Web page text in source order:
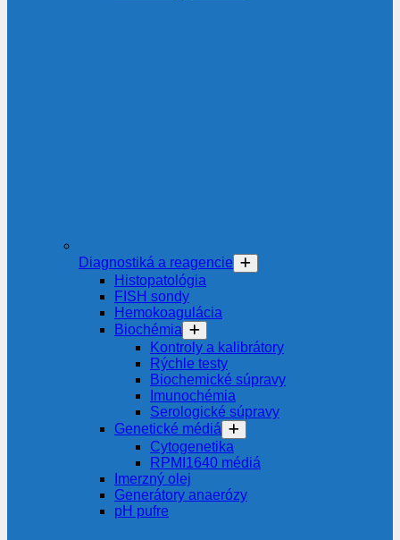
Diagnostiká a reagencie
Histopatológia
FISH sondy
Hemokoagulácia
Biochémia
Kontroly a kalibrátory
Rýchle testy
Biochemické súpravy
Imunochémia
Serologické súpravy
Genetické médiá
Cytogenetika
RPMI1640 médiá
Imerzný olej
Generátory anaerózy
pH pufre